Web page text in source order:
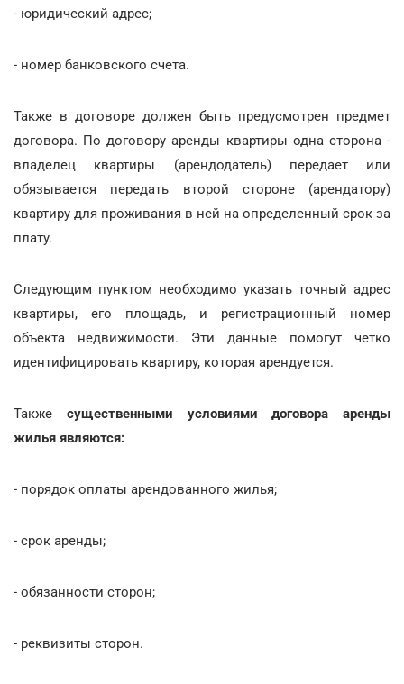
- юридический адрес;
- номер банковского счета.
Также в договоре должен быть предусмотрен предмет
договора. По договору аренды квартиры одна сторона -
владелец квартиры (арендодатель) передает или
обязывается передать второй стороне (арендатору)
квартиру для проживания в ней на определенный срок за
плату.
Следующим пунктом необходимо указать точный адрес
квартиры, его площадь, и регистрационный номер
объекта недвижимости. Эти данные помогут четко
идентифицировать квартиру, которая арендуется.
Также существенными условиями договора аренды
жилья являются:
- порядок оплаты арендованного жилья;
- срок аренды;
- обязанности сторон;
- реквизиты сторон.